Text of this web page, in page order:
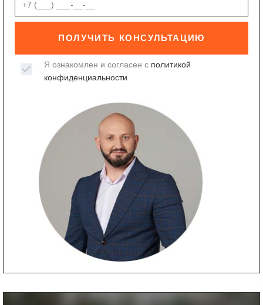
ПОЛУЧИТЬ КОНСУЛЬТАЦИЮ
Я ознакомлен и согласен с политикой
конфиденциальности